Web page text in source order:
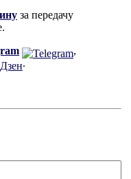
за передачу
,
.